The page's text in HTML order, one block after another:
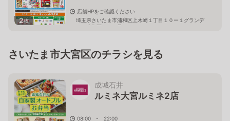
2枚
店舗HPをご確認ください
埼玉県さいたま市浦和区上木崎１丁目１０ー１グランデ
ュオ北街区１０４号
さいたま市大宮区のチラシを見る
成城石井
ルミネ大宮ルミネ2店
08:00 - 22:00